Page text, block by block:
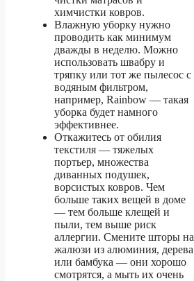
химчистки ковров.
Влажную уборку нужно
проводить как минимум
дважды в неделю. Можно
использовать швабру и
тряпку или тот же пылесос с
водяным фильтром,
например, Rainbow — такая
уборка будет намного
эффективнее.
Откажитесь от обилия
текстиля — тяжелых
портьер, множества
диванных подушек,
ворсистых ковров. Чем
больше таких вещей в доме
— тем больше клещей и
пыли, тем выше риск
аллергии. Смените шторы на
жалюзи из алюминия, дерева
или бамбука — они хорошо
смотрятся, а мыть их очень